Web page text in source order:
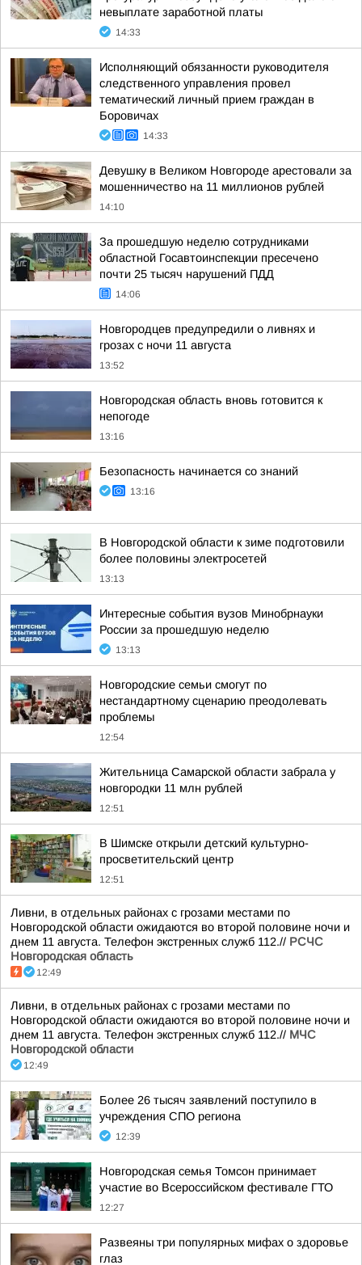
невыплате заработной платы
14:33
Исполняющий обязанности руководителя
следственного управления провел
тематический личный прием граждан в
Боровичах
14:33
Девушку в Великом Новгороде арестовали за
мошенничество на 11 миллионов рублей
14:10
За прошедшую неделю сотрудниками
областной Госавтоинспекции пресечено
почти 25 тысяч нарушений ПДД
14:06
Новгородцев предупредили о ливнях и
грозах с ночи 11 августа
13:52
Новгородская область вновь готовится к
непогоде
13:16
Безопасность начинается со знаний
13:16
В Новгородской области к зиме подготовили
более половины электросетей
13:13
Интересные события вузов Минобрнауки
России за прошедшую неделю
13:13
Новгородские семьи смогут по
нестандартному сценарию преодолевать
проблемы
12:54
Жительница Самарской области забрала у
новгородки 11 млн рублей
12:51
В Шимске открыли детский культурно-
просветительский центр
12:51
Ливни, в отдельных районах с грозами местами по
Новгородской области ожидаются во второй половине ночи и
днем 11 августа. Телефон экстренных служб 112.// РСЧС
Новгородская область
12:49
Ливни, в отдельных районах с грозами местами по
Новгородской области ожидаются во второй половине ночи и
днем 11 августа. Телефон экстренных служб 112.// МЧС
Новгородской области
12:49
Более 26 тысяч заявлений поступило в
учреждения СПО региона
12:39
Новгородская семья Томсон принимает
участие во Всероссийском фестивале ГТО
12:27
Развеяны три популярных мифах о здоровье
глаз